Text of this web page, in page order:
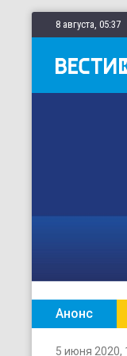
8 августа, 05:37
Анонс
5 июня 2020,